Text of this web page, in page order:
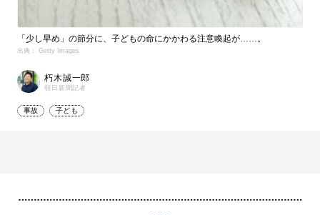
「少し早め」の節分に、子どもの命にかかわる注意喚起が……。
出典： Getty Images
朽木誠一郎
朝日新聞記者
事故 子ども